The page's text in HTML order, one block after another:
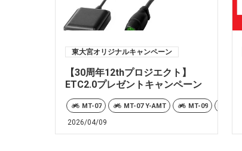
東大宮オリジナルキャンペーン
【30周年12thプロジエクト】
ETC2.0プレゼントキャンペーン
MT-07 MT-07 Y-AMT MT-09
2026/04/09